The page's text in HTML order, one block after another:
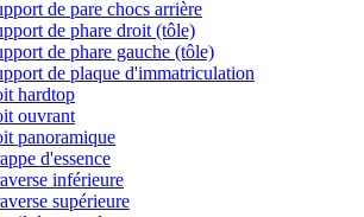
de pare chocs arrière
de phare droit (tôle)
de phare gauche (tôle)
de plaque d'immatriculation
hardtop
ouvrant
panoramique
d'essence
inférieure
supérieure